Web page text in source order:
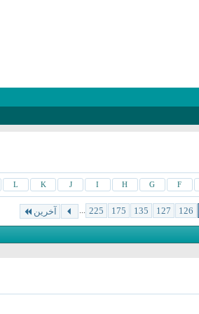
F
G
H
I
J
K
L
126
127
135
175
225
... آخرین